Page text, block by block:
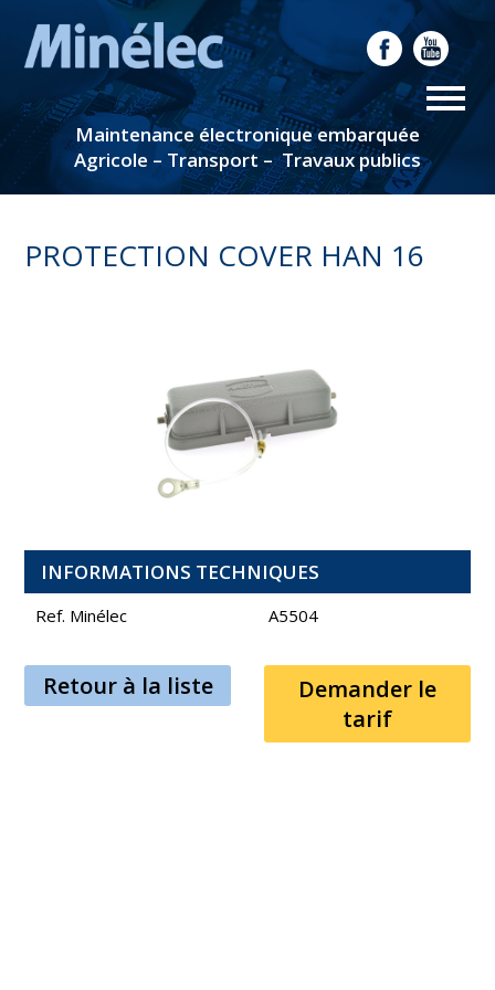
Maintenance électronique embarquée
Agricole – Transport – Travaux publics
PROTECTION COVER HAN 16
INFORMATIONS TECHNIQUES
Ref. Minélec A5504
Retour à la liste
Demander le
tarif